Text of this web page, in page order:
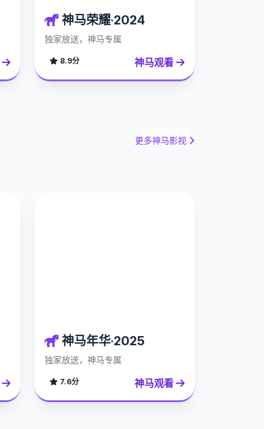
神马荣耀·2024
独家放送，神马专属
8.9分 神马观看
更多神马影视
神马年华·2025
独家放送，神马专属
7.6分 神马观看